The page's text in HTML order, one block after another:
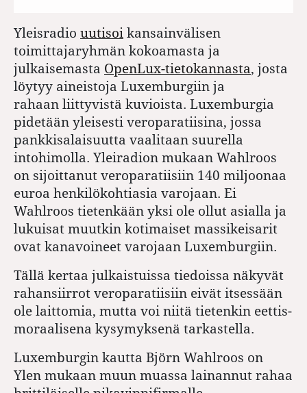
Yleisradio uutisoi kansainvälisen
toimittajaryhmän kokoamasta ja
julkaisemasta OpenLux-tietokannasta, josta
löytyy aineistoja Luxemburgiin ja
rahaan liittyvistä kuvioista. Luxemburgia
pidetään yleisesti veroparatiisina, jossa
pankkisalaisuutta vaalitaan suurella
intohimolla. Yleiradion mukaan Wahlroos
on sijoittanut veroparatiisiin 140 miljoonaa
euroa henkilökohtiasia varojaan. Ei
Wahlroos tietenkään yksi ole ollut asialla ja
lukuisat muutkin kotimaiset massikeisarit
ovat kanavoineet varojaan Luxemburgiin.
Tällä kertaa julkaistuissa tiedoissa näkyvät
rahansiirrot veroparatiisiin eivät itsessään
ole laittomia, mutta voi niitä tietenkin eettis-
moraalisena kysymyksenä tarkastella.
Luxemburgin kautta Björn Wahlroos on
Ylen mukaan muun muassa lainannut rahaa